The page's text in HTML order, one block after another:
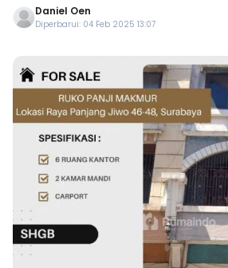
Daniel Oen
Diperbarui: 04 Feb 2025 13:07